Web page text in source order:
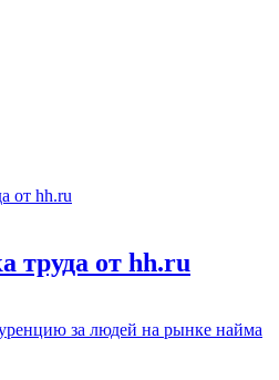
труда от hh.ru